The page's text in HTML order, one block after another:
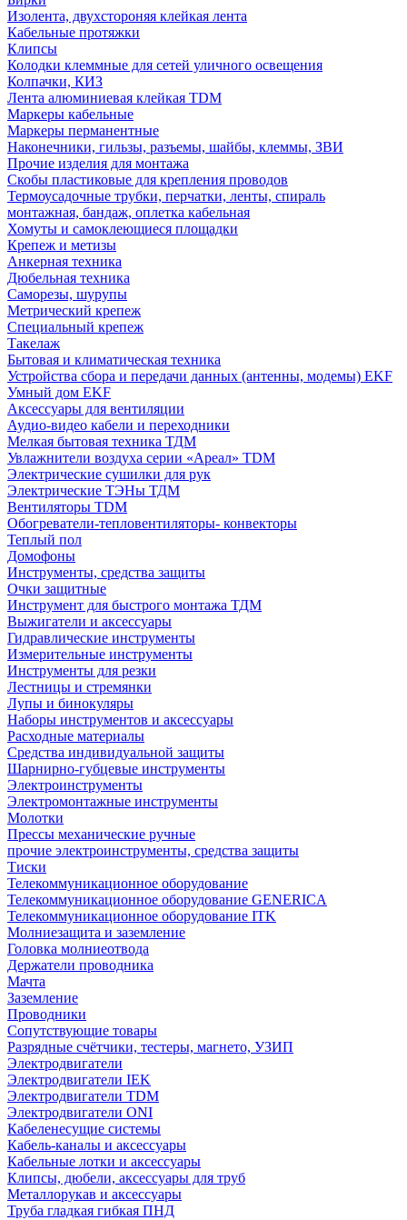
Изолента, двухстороняя клейкая лента
Кабельные протяжки
Клипсы
Колодки клеммные для сетей уличного освещения
Колпачки, КИЗ
Лента алюминиевая клейкая TDM
Маркеры кабельные
Маркеры перманентные
Наконечники, гильзы, разъемы, шайбы, клеммы, ЗВИ
Прочие изделия для монтажа
Скобы пластиковые для крепления проводов
Термоусадочные трубки, перчатки, ленты, спираль
монтажная, бандаж, оплетка кабельная
Хомуты и самоклеющиеся площадки
Крепеж и метизы
Анкерная техника
Дюбельная техника
Саморезы, шурупы
Метрический крепеж
Специальный крепеж
Такелаж
Бытовая и климатическая техника
Устройства сбора и передачи данных (антенны, модемы) EKF
Умный дом EKF
Аксессуары для вентиляции
Аудио-видео кабели и переходники
Мелкая бытовая техника ТДМ
Увлажнители воздуха серии «Ареал» TDM
Электрические сушилки для рук
Электрические ТЭНы ТДМ
Вентиляторы TDM
Обогреватели-тепловентиляторы- конвекторы
Теплый пол
Домофоны
Инструменты, средства защиты
Очки защитные
Инструмент для быстрого монтажа ТДМ
Выжигатели и аксессуары
Гидравлические инструменты
Измерительные инструменты
Инструменты для резки
Лестницы и стремянки
Лупы и бинокуляры
Наборы инструментов и аксессуары
Расходные материалы
Средства индивидуальной защиты
Шарнирно-губцевые инструменты
Электроинструменты
Электромонтажные инструменты
Молотки
Прессы механические ручные
прочие электроинструменты, средства защиты
Тиски
Телекоммуникационное оборудование
Телекоммуникационное оборудование GENERICA
Телекоммуникационное оборудование ITK
Молниезащита и заземление
Головка молниеотвода
Держатели проводника
Мачта
Заземление
Проводники
Сопутствующие товары
Разрядные счётчики, тестеры, магнето, УЗИП
Электродвигатели
Электродвигатели IEK
Электродвигатели TDM
Электродвигатели ONI
Кабеленесущие системы
Кабель-каналы и аксессуары
Кабельные лотки и аксессуары
Клипсы, дюбели, аксессуары для труб
Металлорукав и аксессуары
Труба гладкая гибкая ПНД